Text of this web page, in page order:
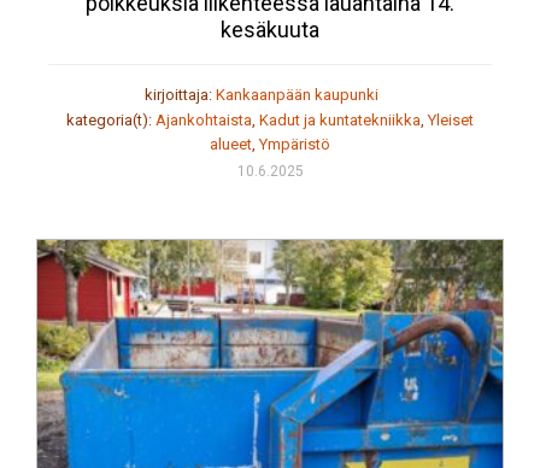
kesäkuuta
kirjoittaja: Kankaanpään kaupunki
kategoria(t): Ajankohtaista, Kadut ja kuntatekniikka,Yleiset
alueet,Ympäristö
10.6.2025